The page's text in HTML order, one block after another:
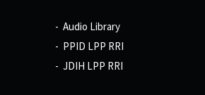
Audio Library
PPID LPP RRI
JDIH LPP RRI